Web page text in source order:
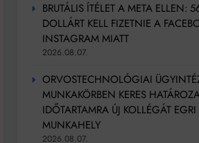
BRUTÁLIS ÍTÉLET A META ELLEN:
DOLLÁRT KELL FIZETNIE A
INSTAGRAM MIATT
2026.08.07.
ORVOSTECHNOLÓGIAI
MUNKAKÖRBEN KERES
IDŐTARTAMRA ÚJ KOLLÉGÁT EGRI
MUNKAHELY
2026.08.07.